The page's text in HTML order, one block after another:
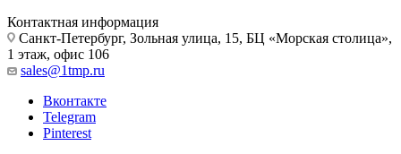
Контактная информация
Санкт-Петербург, Зольная улица, 15, БЦ «Морская столица»,
1 этаж, офис 106
sales@1tmp.ru
Вконтакте
Telegram
Pinterest